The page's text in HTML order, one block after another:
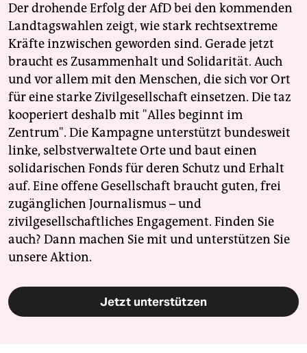
Der drohende Erfolg der AfD bei den kommenden
Landtagswahlen zeigt, wie stark rechtsextreme
Kräfte inzwischen geworden sind. Gerade jetzt
braucht es Zusammenhalt und Solidarität. Auch
und vor allem mit den Menschen, die sich vor Ort
für eine starke Zivilgesellschaft einsetzen. Die taz
kooperiert deshalb mit "Alles beginnt im
Zentrum". Die Kampagne unterstützt bundesweit
linke, selbstverwaltete Orte und baut einen
solidarischen Fonds für deren Schutz und Erhalt
auf. Eine offene Gesellschaft braucht guten, frei
zugänglichen Journalismus – und
zivilgesellschaftliches Engagement. Finden Sie
auch? Dann machen Sie mit und unterstützen Sie
unsere Aktion.
Jetzt unterstützen